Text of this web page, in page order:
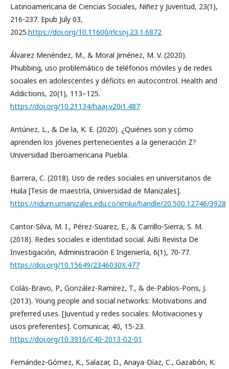
Latinoamericana de Ciencias Sociales, Niñez y Juventud, 23(1),
216-237. Epub July 03,
2025.https://doi.org/10.11600/rlcsnj.23.1.6872
Álvarez Menéndez, M., & Moral Jiménez, M. V. (2020).
Phubbing, uso problemático de teléfonos móviles y de redes
sociales en adolescentes y déficits en autocontrol. Health and
Addictions, 20(1), 113–125.
https://doi.org/10.21134/haaj.v20i1.487
Antúnez, L., & De la, K. E. (2020). ¿Quiénes son y cómo
aprenden los jóvenes pertenecientes a la generación Z?
Universidad Iberoamericana Puebla.
Barrera, C. (2018). Uso de redes sociales en universitarios de
Huila [Tesis de maestría, Universidad de Manizales].
https://ridum.umanizales.edu.co/xmlui/handle/20.500.12746/3928
Cantor-Silva, M. I., Pérez-Suarez, E., & Carrillo-Sierra, S. M.
(2018). Redes sociales e identidad social. AiBi Revista De
Investigación, Administración E Ingeniería, 6(1), 70-77.
https://doi.org/10.15649/2346030X.477
Colás-Bravo, P., González-Ramírez, T., & de-Pablos-Pons, J.
(2013). Young people and social networks: Motivations and
preferred uses. [Juventud y redes sociales: Motivaciones y
usos preferentes]. Comunicar, 40, 15-23.
https://doi.org/10.3916/C40-2013-02-01
Fernández-Gómez, K., Salazar, D., Anaya-Díaz, C., Gazabón, K.